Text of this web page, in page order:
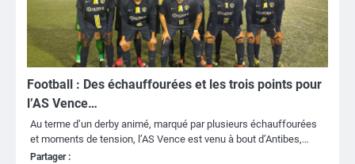
Football : Des échauffourées et les trois points pour
l’AS Vence…
Au terme d’un derby animé, marqué par plusieurs échauffourées
et moments de tension, l’AS Vence est venu à bout d’Antibes,…
Partager :